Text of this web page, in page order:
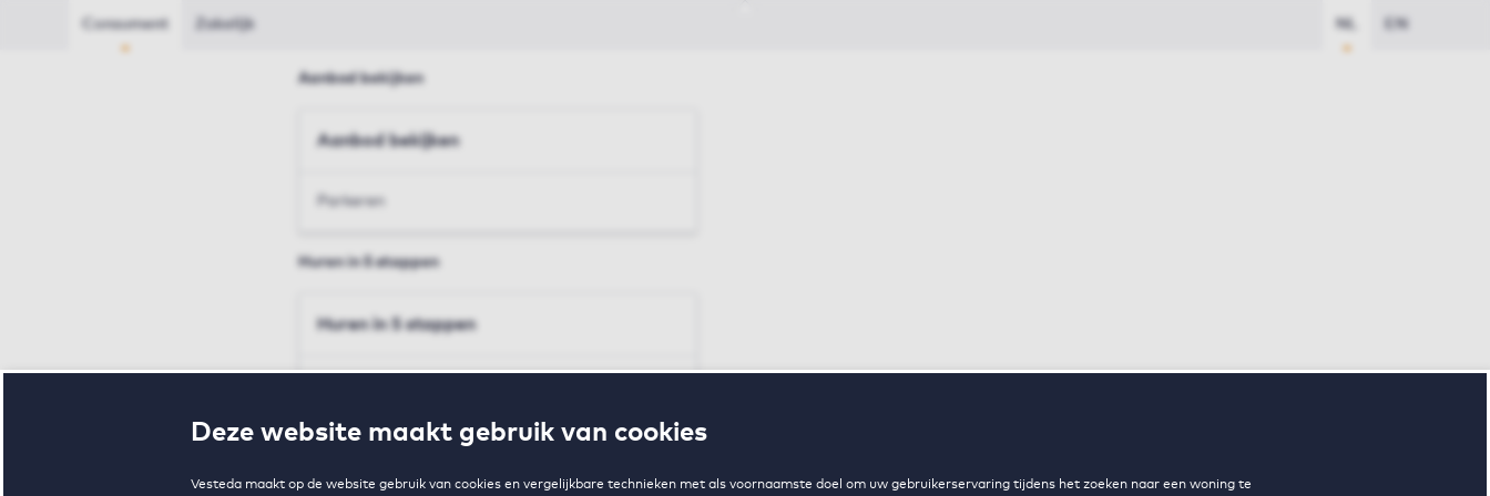
Deze website maakt gebruik van cookies
Vesteda maakt op de website gebruik van cookies en vergelijkbare technieken met als voornaamste doel om uw gebruikerservaring tijdens het zoeken naar een woning te
Consument Zakelijk NL EN
Aanbod bekijken
Aanbod bekijken
Parkeren
Huren in 5 stappen
Huren in 5 stappen
Voorwaarden en toewijzing